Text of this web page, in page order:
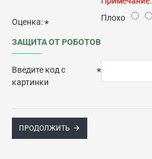
Оценка: Плохо
ЗАЩИТА ОТ РОБОТОВ
Введите код с
картинки
ПРОДОЛЖИТЬ